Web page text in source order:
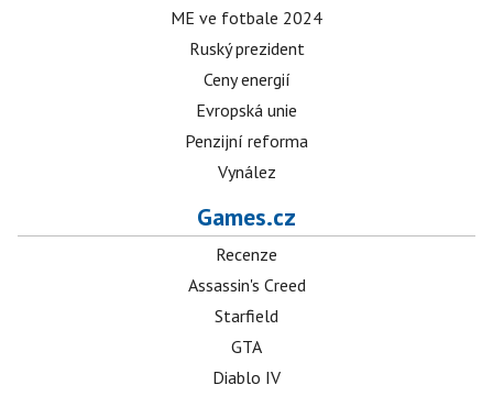
ME ve fotbale 2024
Ruský prezident
Ceny energií
Evropská unie
Penzijní reforma
Vynález
Games.cz
Recenze
Assassin's Creed
Starfield
GTA
Diablo IV